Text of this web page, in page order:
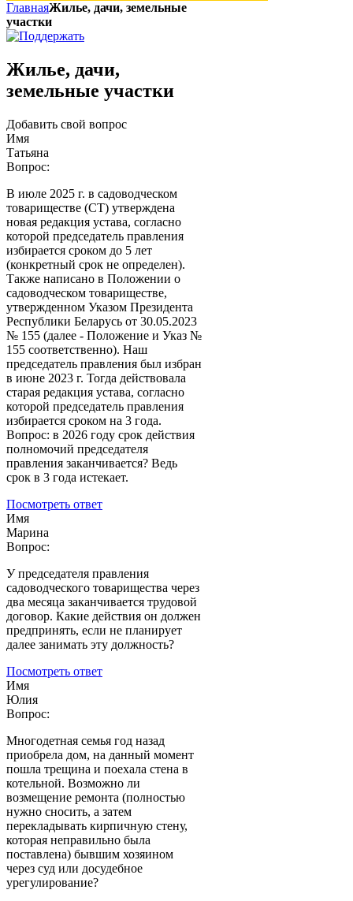
ГлавнаяЖилье, дачи, земельные
участки
Жилье, дачи,
земельные участки
Добавить свой вопрос
Имя
Татьяна
Вопрос:
В июле 2025 г. в садоводческом
товариществе (СТ) утверждена
новая редакция устава, согласно
которой председатель правления
избирается сроком до 5 лет
(конкретный срок не определен).
Также написано в Положении о
садоводческом товариществе,
утвержденном Указом Президента
Республики Беларусь от 30.05.2023
№ 155 (далее - Положение и Указ №
155 соответственно). Наш
председатель правления был избран
в июне 2023 г. Тогда действовала
старая редакция устава, согласно
которой председатель правления
избирается сроком на 3 года.
Вопрос: в 2026 году срок действия
полномочий председателя
правления заканчивается? Ведь
срок в 3 года истекает.
Посмотреть ответ
Имя
Марина
Вопрос:
У председателя правления
садоводческого товарищества через
два месяца заканчивается трудовой
договор. Какие действия он должен
предпринять, если не планирует
далее занимать эту должность?
Посмотреть ответ
Имя
Юлия
Вопрос:
Многодетная семья год назад
приобрела дом, на данный момент
пошла трещина и поехала стена в
котельной. Возможно ли
возмещение ремонта (полностью
нужно сносить, а затем
перекладывать кирпичную стену,
которая неправильно была
поставлена) бывшим хозяином
через суд или досудебное
урегулирование?